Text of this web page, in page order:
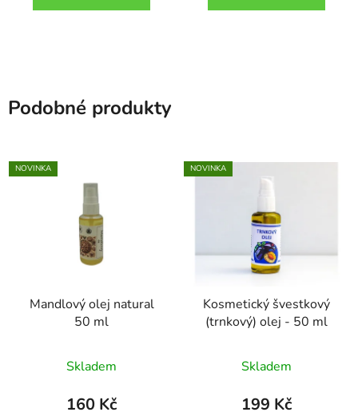
Podobné produkty
NOVINKA
Mandlový olej natural
50 ml
Skladem
160 Kč
NOVINKA
Kosmetický švestkový
(trnkový) olej - 50 ml
Skladem
199 Kč